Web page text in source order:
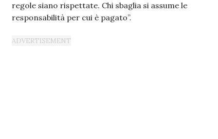
regole siano rispettate. Chi sbaglia si assume le
responsabilità per cui è pagato”.